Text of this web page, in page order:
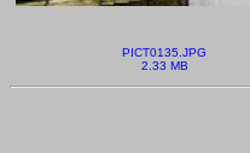
PICT0135.JPG
2.33 MB